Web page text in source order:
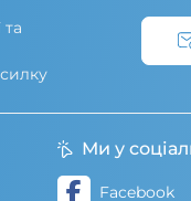
Ми у
Facebook